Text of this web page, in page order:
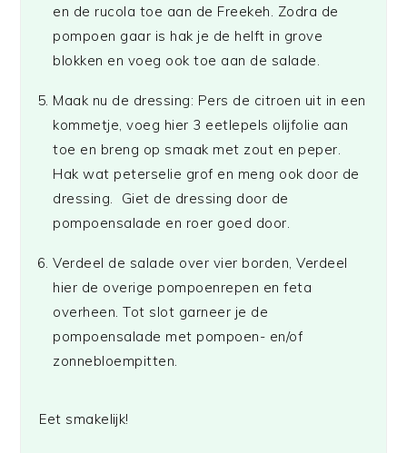
en de rucola toe aan de Freekeh. Zodra de
pompoen gaar is hak je de helft in grove
blokken en voeg ook toe aan de salade.
Maak nu de dressing: Pers de citroen uit in een
kommetje, voeg hier 3 eetlepels olijfolie aan
toe en breng op smaak met zout en peper.
Hak wat peterselie grof en meng ook door de
dressing. Giet de dressing door de
pompoensalade en roer goed door.
Verdeel de salade over vier borden, Verdeel
hier de overige pompoenrepen en feta
overheen. Tot slot garneer je de
pompoensalade met pompoen- en/of
zonnebloempitten.
Eet smakelijk!